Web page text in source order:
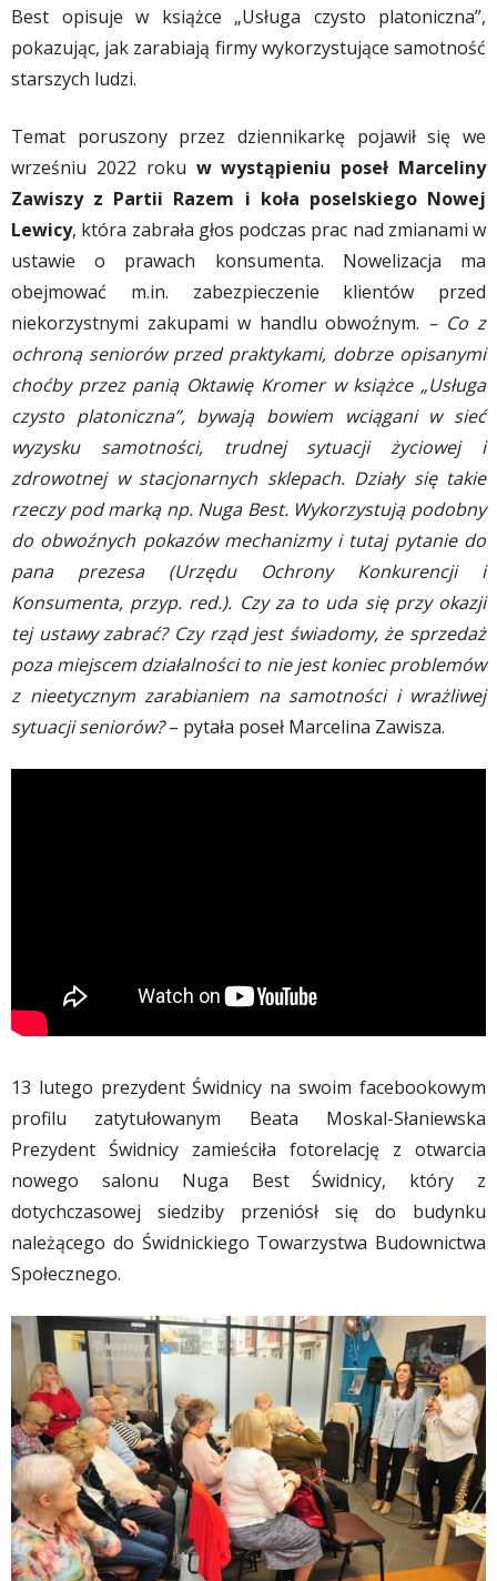
Best opisuje w książce „Usługa czysto platoniczna”,
pokazując, jak zarabiają firmy wykorzystujące samotność
starszych ludzi.
Temat poruszony przez dziennikarkę pojawił się we
wrześniu 2022 roku w wystąpieniu poseł Marceliny
Zawiszy z Partii Razem i koła poselskiego Nowej
Lewicy, która zabrała głos podczas prac nad zmianami w
ustawie o prawach konsumenta. Nowelizacja ma
obejmować m.in. zabezpieczenie klientów przed
niekorzystnymi zakupami w handlu obwoźnym. – Co z
ochroną seniorów przed praktykami, dobrze opisanymi
choćby przez panią Oktawię Kromer w książce „Usługa
czysto platoniczna”, bywają bowiem wciągani w sieć
wyzysku samotności, trudnej sytuacji życiowej i
zdrowotnej w stacjonarnych sklepach. Działy się takie
rzeczy pod marką np. Nuga Best. Wykorzystują podobny
do obwoźnych pokazów mechanizmy i tutaj pytanie do
pana prezesa (Urzędu Ochrony Konkurencji i
Konsumenta, przyp. red.). Czy za to uda się przy okazji
tej ustawy zabrać? Czy rząd jest świadomy, że sprzedaż
poza miejscem działalności to nie jest koniec problemów
z nieetycznym zarabianiem na samotności i wrażliwej
sytuacji seniorów?– pytała poseł Marcelina Zawisza.
13 lutego prezydent Świdnicy na swoim facebookowym
profilu zatytułowanym Beata Moskal-Słaniewska
Prezydent Świdnicy zamieściła fotorelację z otwarcia
nowego salonu Nuga Best Świdnicy, który z
dotychczasowej siedziby przeniósł się do budynku
należącego do Świdnickiego Towarzystwa Budownictwa
Społecznego.